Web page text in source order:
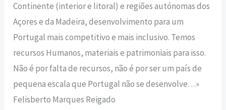
Continente (interior e litoral) e regiões autónomas dos
Açores e da Madeira, desenvolvimento para um
Portugal mais competitivo e mais inclusivo. Temos
recursos Humanos, materiais e patrimoniais para isso.
Não é por falta de recursos, não é por ser um país de
pequena escala que Portugal não se desenvolve…»
Felisberto Marques Reigado